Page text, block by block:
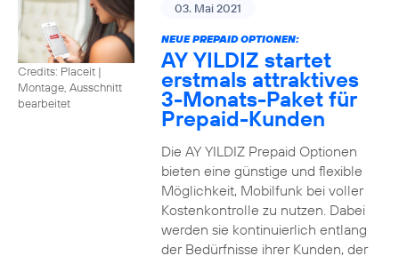
Credits: Placeit |
Montage, Ausschnitt
bearbeitet
03. Mai 2021
NEUE PREPAID OPTIONEN:
AY YILDIZ startet
erstmals attraktives
3-Monats-Paket für
Prepaid-Kunden
Die AY YILDIZ Prepaid Optionen
bieten eine günstige und flexible
Möglichkeit, Mobilfunk bei voller
Kostenkontrolle zu nutzen. Dabei
werden sie kontinuierlich entlang
der Bedürfnisse ihrer Kunden, der